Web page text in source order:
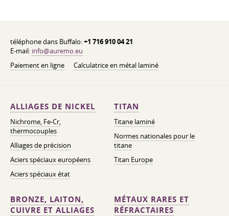
téléphone dans Buffalo:+1 716 910 04 21
E-mail: info@auremo.eu
Paiement en ligne
Calculatrice en métal laminé
ALLIAGES DE NICKEL
Nichrome, Fe-Cr,
thermocouples
Alliages de précision
Aciers spéciaux européens
Aciers spéciaux état
TITAN
Titane laminé
Normes nationales pour le
titane
Titan Europe
BRONZE, LAITON,
CUIVRE ET ALLIAGES
MÉTAUX RARES ET
RÉFRACTAIRES